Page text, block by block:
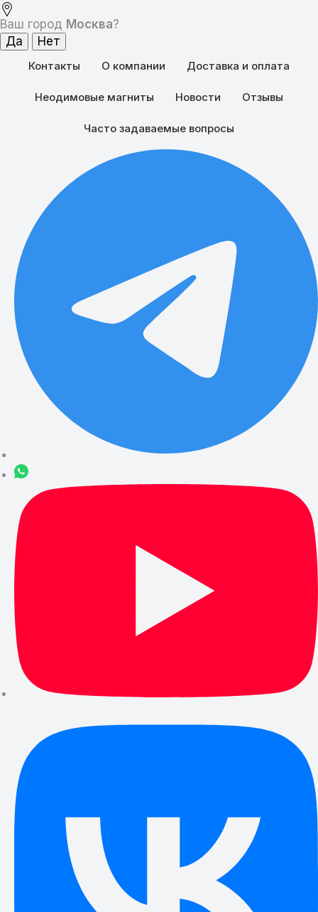
Ваш город Москва?
Контакты О компании Доставка и оплата
Неодимовые магниты Новости Отзывы
Часто задаваемые вопросы